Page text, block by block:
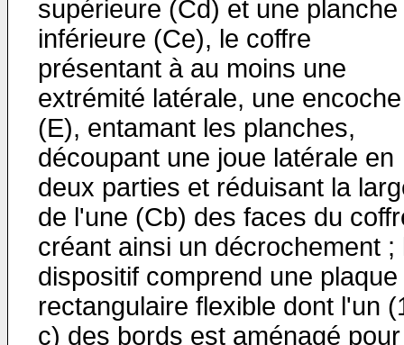
supérieure (Cd) et une planche
inférieure (Ce), le coffre
présentant à au moins une
extrémité latérale, une encoche
(E), entamant les planches,
découpant une joue latérale en
deux parties et réduisant la
de l'une (Cb) des faces du
créant ainsi un décrochement ;
dispositif comprend une
rectangulaire flexible dont l'un
c) des bords est aménagé pour